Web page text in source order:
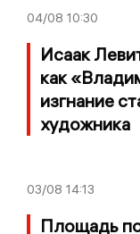
04/08 10:30
Исаак
как
изгнание
художника
03/08 14:13
Площадь